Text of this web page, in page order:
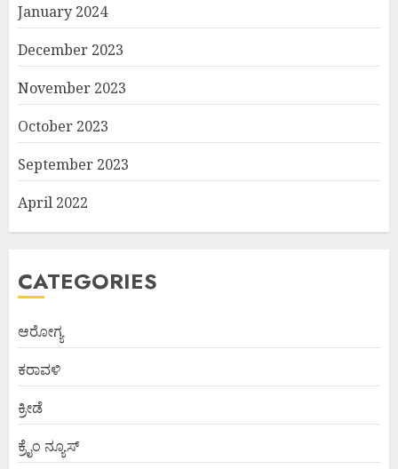
January 2024
December 2023
November 2023
October 2023
September 2023
April 2022
CATEGORIES
ಆರೋಗ್ಯ
ಕರಾವಳಿ
ಕ್ರೀಡೆ
ಕ್ರೈಂ ನ್ಯೂಸ್